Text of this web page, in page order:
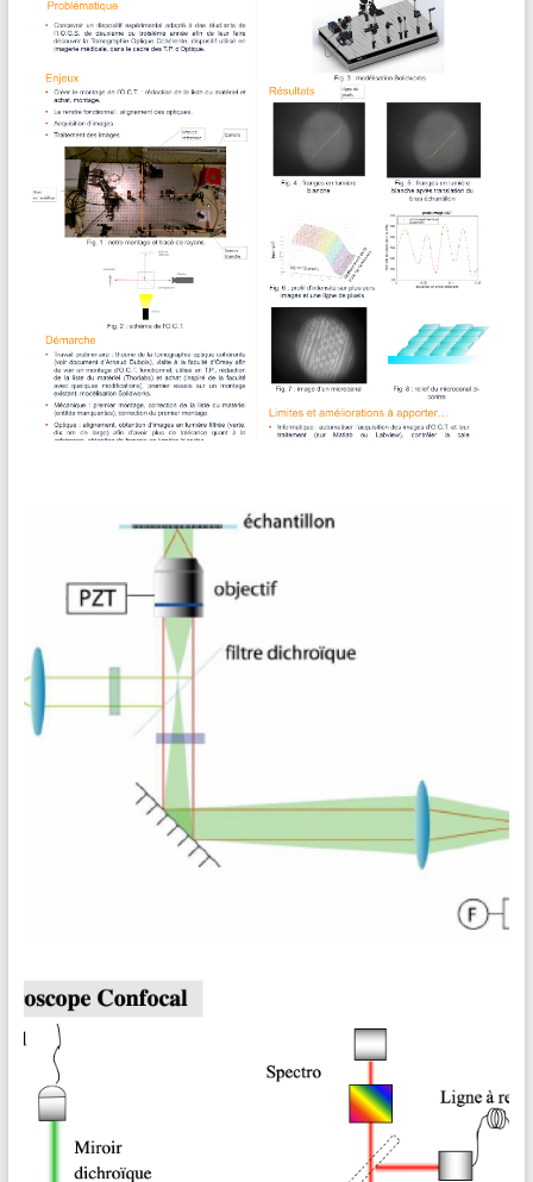
vision industrielle Réalisation d’une interface graphique de
pilotage de la maquette Description La vision industrielle
permet le contrôle non destructif d’objets dans un processus
de fabrication industriel. Elle est constituée
L’objectif de ce projet est la réalisation d’une expérience de
tomographie optique cohérente. Un groupe d’élève a déjà
amorcé le travail en 2018-2019. Sur leur poster ci-dessous,
ils listent les améliorations à apporter au
[19-20] PIMS 02 • Biophotonique MIS
Expérience de Microscopie à Illumination Structurée
Description L’objectif de ce projet est de monter une manip
de TP sur une méthode de super résolution et de
sectionnement optique très utilisée en imagerie du vivant.
Financement Ce projet a été lauréat